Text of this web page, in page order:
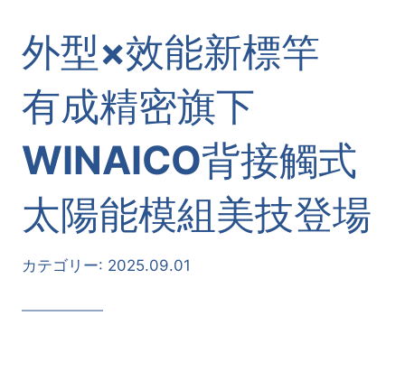
外型×效能新標竿
有成精密旗下
WINAICO背接觸式
太陽能模組美技登場
カテゴリー: 2025.09.01